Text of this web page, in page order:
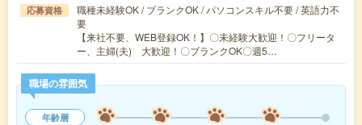
応募資格
職種未経験OK / ブランクOK / パソコンスキル不要 / 英語力不
要
【来社不要、WEB登録OK！】〇未経験大歓迎！〇フリータ
ー、主婦(夫) 大歓迎！〇ブランクOK〇週5…
職場の雰囲気
年齢層